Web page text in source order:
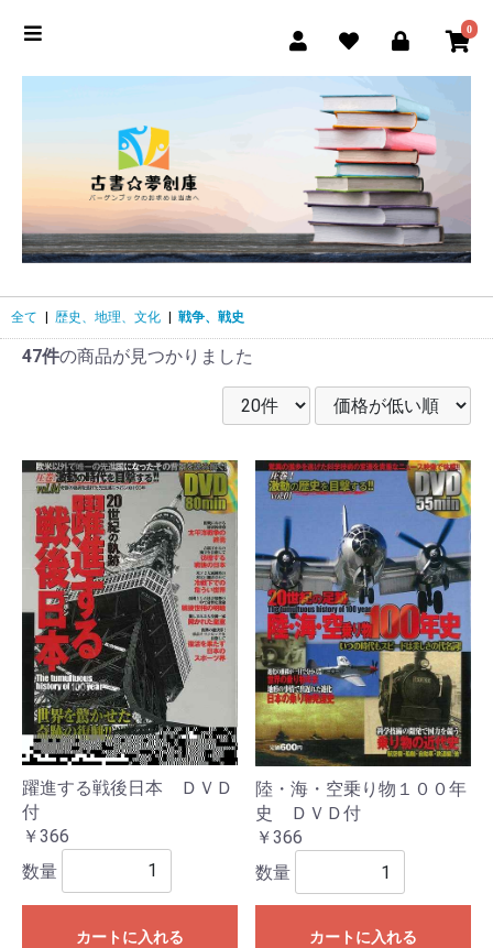
0
全て | 歴史、地理、文化 | 戦争、戦史
47件の商品が見つかりました
躍進する戦後日本 ＤＶＤ
付
￥366
数量
カートに入れる
陸・海・空乗り物１００年
史 ＤＶＤ付
￥366
数量
カートに入れる